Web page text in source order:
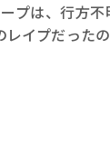
プは、行方
イプだった